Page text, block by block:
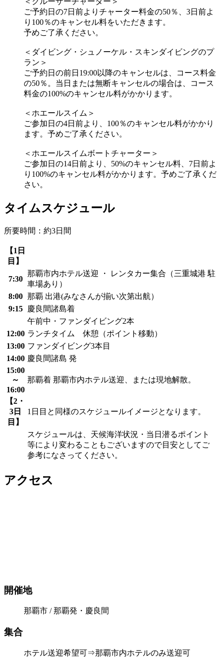
ご予約日の7日前よりチャーター料金の50％、3日前よ
り100％のキャンセル料をいただきます。
予めご了承ください。
＜ダイビング・シュノーケル・スキンダイビングのプ
ラン＞
ご予約日の前日19:00以降のキャンセルは、コース料金
の50％。当日または無断キャンセルの場合は、コース
料金の100%のキャンセル料がかかります。
＜ホエールスイム＞
ご参加日の4日前より、100％のキャンセル料がかかり
ます。予めご了承ください。
＜ホエールスイムボートチャーター＞
ご参加日の14日前より、50%のキャンセル料、7日前よ
り100%のキャンセル料がかかります。予めご了承くだ
さい。
タイムスケジュール
所要時間：約3日間
【1日
目】
7:30
那覇市内ホテル送迎 ・ レンタカー集合（三重城港 駐
車場あり）
8:00 那覇 出港(みなさんが揃い次第出航）
9:15
慶良間諸島着
午前中・ファンダイビング2本
12:00 ランチタイム 休憩（ポイント移動）
13:00 ファンダイビング3本目
14:00 慶良間諸島 発
15:00
～
16:00
那覇着 那覇市内ホテル送迎、または現地解散。
【2・
3日
目】
1日目と同様のスケジュールイメージとなります。
スケジュールは、天候海洋状況・当日潜るポイント
等により変わることもございますので目安としてご
参考になさってください。
アクセス
開催地
那覇市 / 那覇発・慶良間
集合
ホテル送迎希望可⇒那覇市内ホテルのみ送迎可